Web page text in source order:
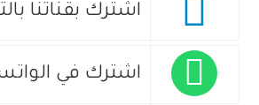
اشترك بقناتنا
اشترك في